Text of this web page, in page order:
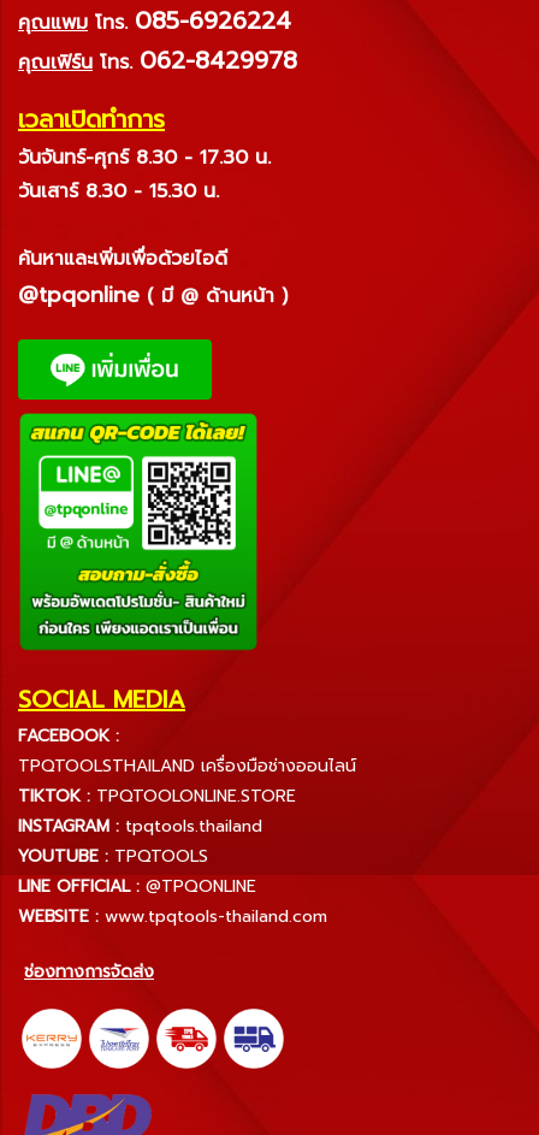
คุณแพม โทร. 085-6926224
คุณเฟิร์น โทร. 062-8429978
เวลาเปิดทำการ
วันจันทร์-ศุกร์ 8.30 - 17.30 น.
วันเสาร์ 8.30 - 15.30 น.
ค้นหาและเพิ่มเพื่อด้วยไอดี
@tpqonline ( มี @ ด้านหน้า )
SOCIAL MEDIA
FACEBOOK :
TPQTOOLSTHAILAND เครื่องมือช่างออนไลน์
TIKTOK : TPQTOOLONLINE.STORE
INSTAGRAM : tpqtools.thailand
YOUTUBE : TPQTOOLS
LINE OFFICIAL : @TPQONLINE
WEBSITE : www.tpqtools-thailand.com
ช่องทางการจัดส่ง